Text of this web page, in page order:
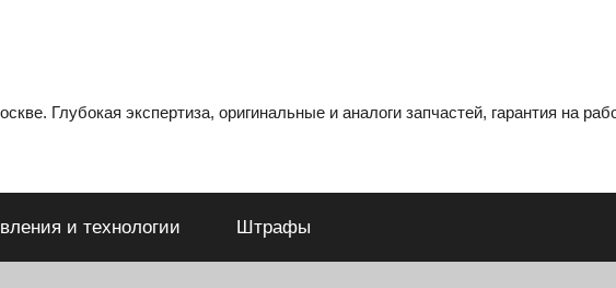
Глубокая экспертиза, оригинальные и аналоги запчастей, гарантия на
и технологии Штрафы